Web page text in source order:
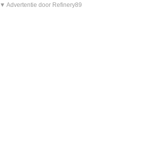
▼ Advertentie door Refinery89